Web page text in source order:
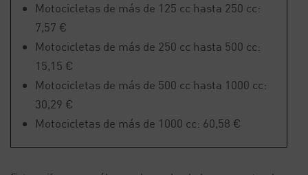
Motocicletas de más de 125 cc hasta 250 cc:
7,57 €
Motocicletas de más de 250 cc hasta 500 cc:
15,15 €
Motocicletas de más de 500 cc hasta 1000 cc:
30,29 €
Motocicletas de más de 1000 cc: 60,58 €